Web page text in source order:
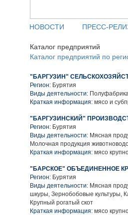
НОВОСТИ ПРЕСС-
Каталог предприятий
Каталог предприятий по
"БАРГУЗИН"
Регион: Бурятия
Виды деятельности:
Краткая информация: мясо и
"БАРГУЗИНСКИЙ"
Регион: Бурятия
Виды деятельности: Мясная
Молочная продукция
Краткая информация: мясо
"БАРСКОЕ" ОБЪЕДИНЕННОЕ
Регион: Бурятия
Виды деятельности: Мясная
шкуры, Зернобобовые культуры,
Крупный рогатый скот
Краткая информация: мясо